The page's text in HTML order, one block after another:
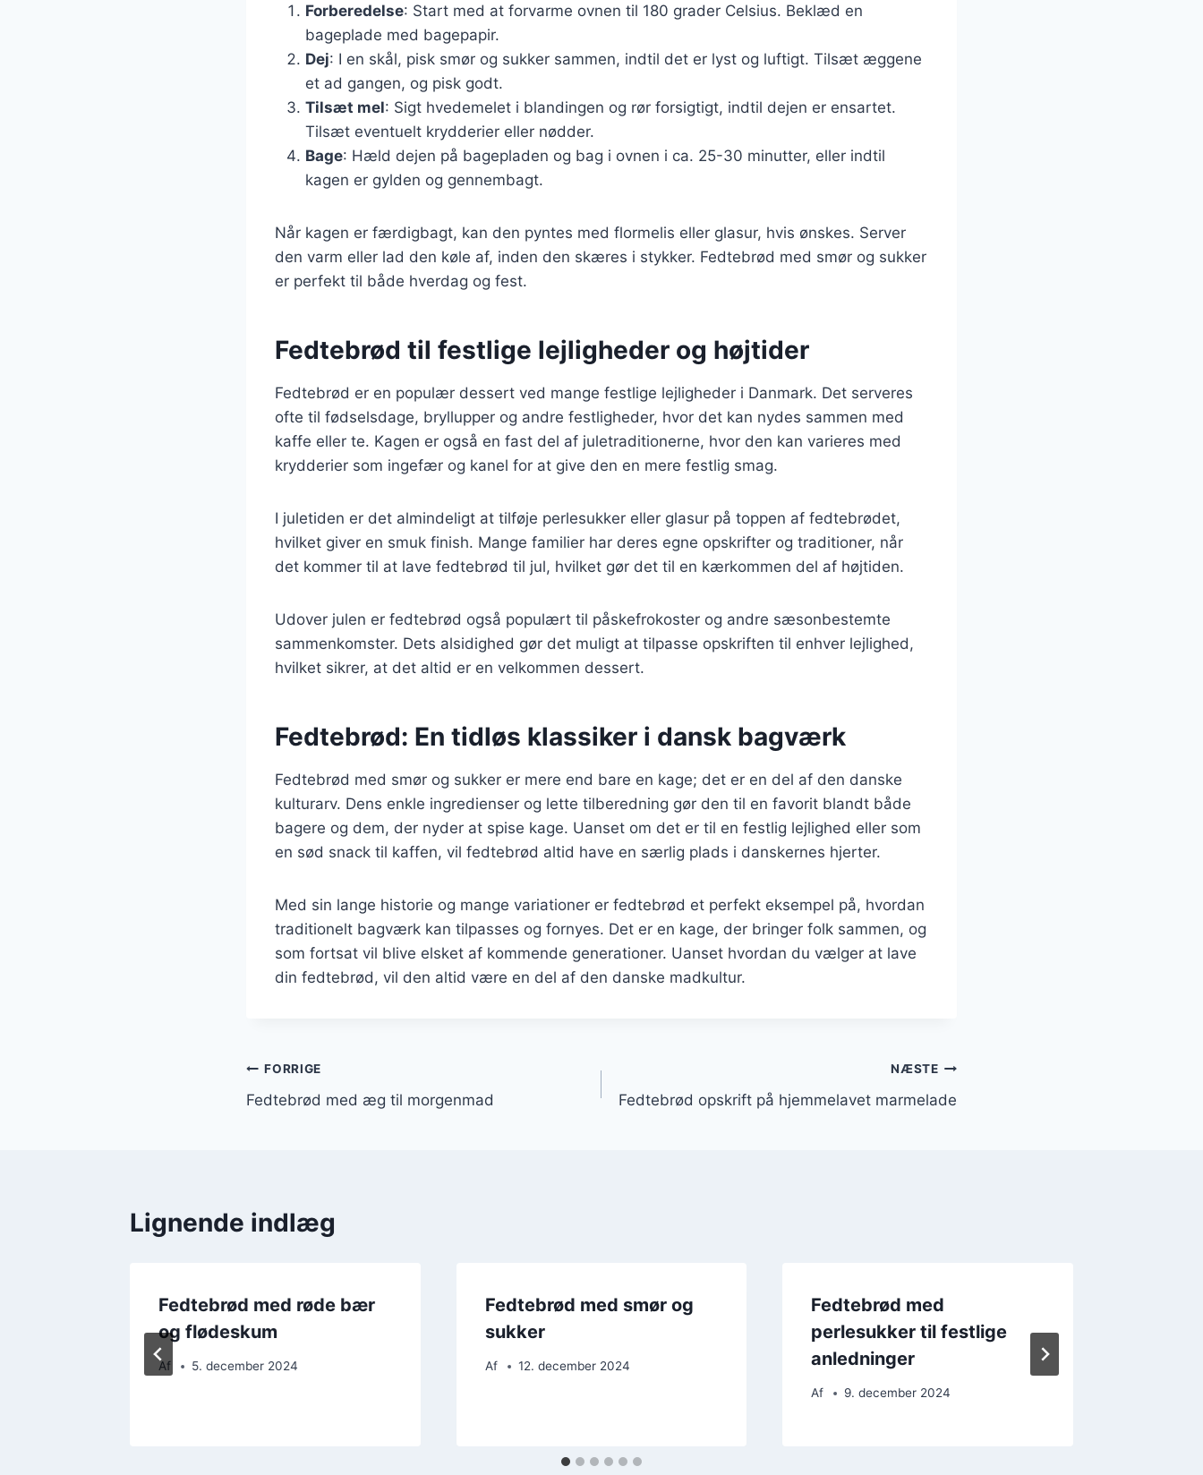
Forberedelse: Start med at forvarme ovnen til 180 grader Celsius. Beklæd en
bageplade med bagepapir.
Dej: I en skål, pisk smør og sukker sammen, indtil det er lyst og luftigt. Tilsæt æggene
et ad gangen, og pisk godt.
Tilsæt mel: Sigt hvedemelet i blandingen og rør forsigtigt, indtil dejen er ensartet.
Tilsæt eventuelt krydderier eller nødder.
Bage: Hæld dejen på bagepladen og bag i ovnen i ca. 25-30 minutter, eller indtil
kagen er gylden og gennembagt.
Når kagen er færdigbagt, kan den pyntes med flormelis eller glasur, hvis ønskes. Server
den varm eller lad den køle af, inden den skæres i stykker. Fedtebrød med smør og sukker
er perfekt til både hverdag og fest.
Fedtebrød til festlige lejligheder og højtider
Fedtebrød er en populær dessert ved mange festlige lejligheder i Danmark. Det serveres
ofte til fødselsdage, bryllupper og andre festligheder, hvor det kan nydes sammen med
kaffe eller te. Kagen er også en fast del af juletraditionerne, hvor den kan varieres med
krydderier som ingefær og kanel for at give den en mere festlig smag.
I juletiden er det almindeligt at tilføje perlesukker eller glasur på toppen af fedtebrødet,
hvilket giver en smuk finish. Mange familier har deres egne opskrifter og traditioner, når
det kommer til at lave fedtebrød til jul, hvilket gør det til en kærkommen del af højtiden.
Udover julen er fedtebrød også populært til påskefrokoster og andre sæsonbestemte
sammenkomster. Dets alsidighed gør det muligt at tilpasse opskriften til enhver lejlighed,
hvilket sikrer, at det altid er en velkommen dessert.
Fedtebrød: En tidløs klassiker i dansk bagværk
Fedtebrød med smør og sukker er mere end bare en kage; det er en del af den danske
kulturarv. Dens enkle ingredienser og lette tilberedning gør den til en favorit blandt både
bagere og dem, der nyder at spise kage. Uanset om det er til en festlig lejlighed eller som
en sød snack til kaffen, vil fedtebrød altid have en særlig plads i danskernes hjerter.
Med sin lange historie og mange variationer er fedtebrød et perfekt eksempel på, hvordan
traditionelt bagværk kan tilpasses og fornyes. Det er en kage, der bringer folk sammen, og
som fortsat vil blive elsket af kommende generationer. Uanset hvordan du vælger at lave
din fedtebrød, vil den altid være en del af den danske madkultur.
Indlægsnavigation
FORRIGE
Fedtebrød med æg til morgenmad
NÆSTE
Fedtebrød opskrift på hjemmelavet marmelade
Lignende indlæg
Fedtebrød med røde bær
og flødeskum
Af 5. december 2024
Fedtebrød med smør og
sukker
Af 12. december 2024
Fedtebrød med
perlesukker til festlige
anledninger
Af 9. december 2024